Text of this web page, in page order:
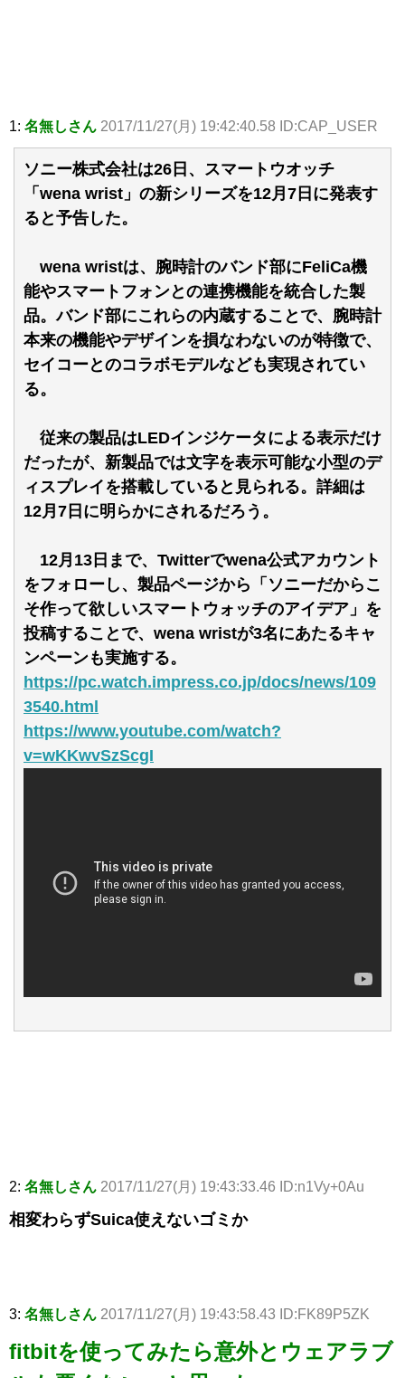
1: 名無しさん 2017/11/27(月) 19:42:40.58 ID:CAP_USER
ソニー株式会社は26日、スマートウオッチ
「wena wrist」の新シリーズを12月7日に発表す
ると予告した。
wena wristは、腕時計のバンド部にFeliCa機
能やスマートフォンとの連携機能を統合した製
品。バンド部にこれらの内蔵することで、腕時計
本来の機能やデザインを損なわないのが特徴で、
セイコーとのコラボモデルなども実現されてい
る。
従来の製品はLEDインジケータによる表示だけ
だったが、新製品では文字を表示可能な小型のデ
ィスプレイを搭載していると見られる。詳細は
12月7日に明らかにされるだろう。
12月13日まで、Twitterでwena公式アカウント
をフォローし、製品ページから「ソニーだからこ
そ作って欲しいスマートウォッチのアイデア」を
投稿することで、wena wristが3名にあたるキャ
ンペーンも実施する。
https://pc.watch.impress.co.jp/docs/news/109
3540.html
https://www.youtube.com/watch?
v=wKKwvSzScgI
2: 名無しさん 2017/11/27(月) 19:43:33.46 ID:n1Vy+0Au
相変わらずSuica使えないゴミか
3: 名無しさん 2017/11/27(月) 19:43:58.43 ID:FK89P5ZK
fitbitを使ってみたら意外とウェアラブ